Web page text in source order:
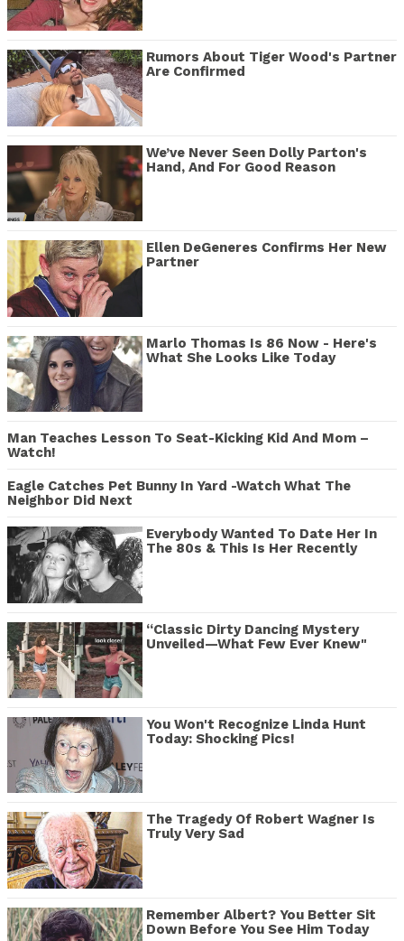
Rumors About Tiger Wood's Partner
Are Confirmed
We’ve Never Seen Dolly Parton's
Hand, And For Good Reason
Ellen DeGeneres Confirms Her New
Partner
Marlo Thomas Is 86 Now - Here's
What She Looks Like Today
Man Teaches Lesson To Seat-Kicking Kid And Mom –
Watch!
Eagle Catches Pet Bunny In Yard -Watch What The
Neighbor Did Next
Everybody Wanted To Date Her In
The 80s & This Is Her Recently
“Classic Dirty Dancing Mystery
Unveiled—What Few Ever Knew"
You Won't Recognize Linda Hunt
Today: Shocking Pics!
The Tragedy Of Robert Wagner Is
Truly Very Sad
Remember Albert? You Better Sit
Down Before You See Him Today